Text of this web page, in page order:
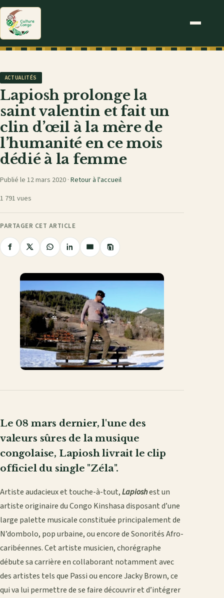
ACTUALITÉS
Lapiosh prolonge la
saint valentin et fait un
clin d’œil à la mère de
l’humanité en ce mois
dédié à la femme
Publié le 12 mars 2020 · Retour à l'accueil
1 791 vues
PARTAGER CET ARTICLE
Partager
Facebook
Partager
X
Partager
WhatsApp
Partager
LinkedIn
Partager
e-
mail
Copier
le
Le 08 mars dernier, l'une des
valeurs sûres de la musique
congolaise, Lapiosh livrait le clip
officiel du single "Zéla".
Artiste audacieux et touche-à-tout,Lapioshest un
artiste originaire du Congo Kinshasa disposant d’une
large palette musicale constituée principalement de
N’dombolo, pop urbaine, ou encore de Sonorités Afro-
caribéennes. Cet artiste musicien, chorégraphe
débute sa carrière en collaborant notamment avec
des artistes tels que Passi ou encore Jacky Brown, ce
qui va lui permettre de se faire découvrir et d’intégrer